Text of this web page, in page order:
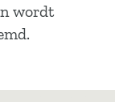
wordt